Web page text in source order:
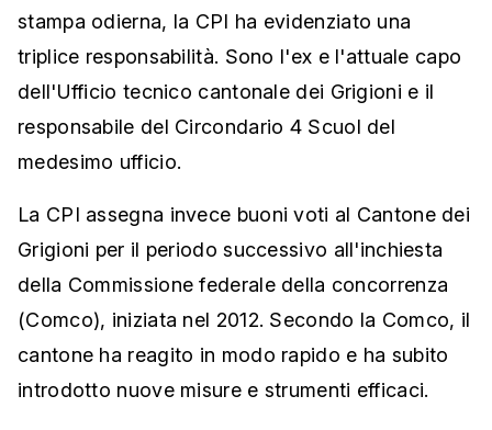
stampa odierna, la CPI ha evidenziato una
triplice responsabilità. Sono l'ex e l'attuale capo
dell'Ufficio tecnico cantonale dei Grigioni e il
responsabile del Circondario 4 Scuol del
medesimo ufficio.
La CPI assegna invece buoni voti al Cantone dei
Grigioni per il periodo successivo all'inchiesta
della Commissione federale della concorrenza
(Comco), iniziata nel 2012. Secondo la Comco, il
cantone ha reagito in modo rapido e ha subito
introdotto nuove misure e strumenti efficaci.